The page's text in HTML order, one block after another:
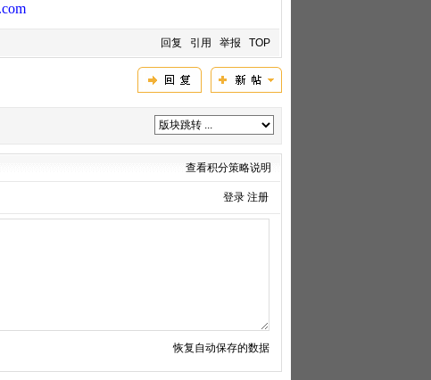
回复 引用 举报 TOP
查看积分策略说明
登录 注册
恢复自动保存的数据